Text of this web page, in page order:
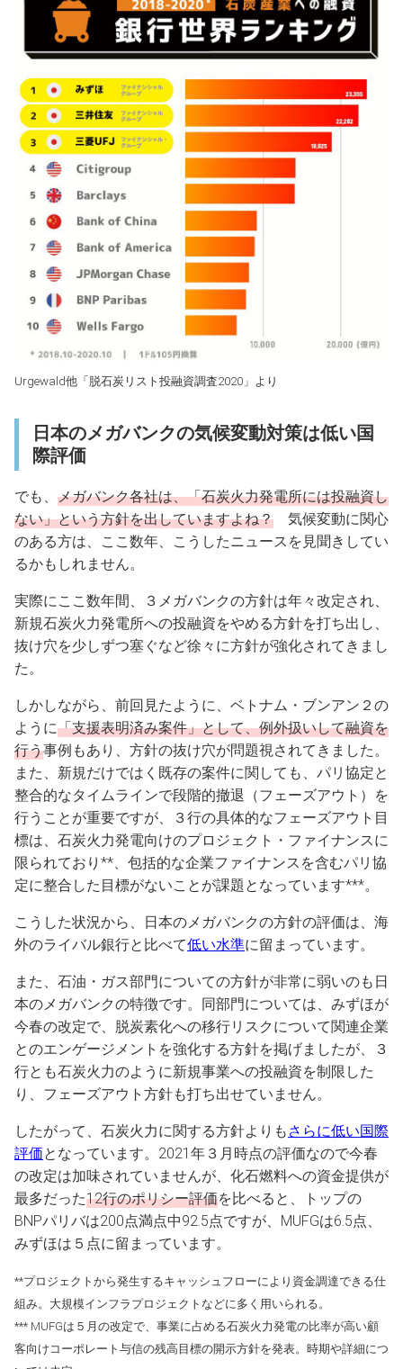
Urgewald他「脱石炭リスト投融資調査2020」より
日本のメガバンクの気候変動対策は低い国
際評価
でも、 メガバンク各社は、「石炭火力発電所には投融資し
ない」という方針を出していますよね？ 気候変動に関心
のある方は、ここ数年、こうしたニュースを見聞きしてい
るかもしれません。
実際にここ数年間、３メガバンクの方針は年々改定され、
新規石炭火力発電所への投融資をやめる方針を打ち出し、
抜け穴を少しずつ塞ぐなど徐々に方針が強化されてきまし
た。
しかしながら、前回見たように、ベトナム・ブンアン２の
ように「支援表明済み案件」として、例外扱いして融資を
行う事例もあり、方針の抜け穴が問題視されてきました。
また、新規だけではく既存の案件に関しても、パリ協定と
整合的なタイムラインで段階的撤退（フェーズアウト）を
行うことが重要ですが、３行の具体的なフェーズアウト目
標は、石炭火力発電向けのプロジェクト・ファイナンスに
限られており**、包括的な企業ファイナンスを含むパリ協
定に整合した目標がないことが課題となっています***。
こうした状況から、日本のメガバンクの方針の評価は、海
外のライバル銀行と比べて低い水準に留まっています。
また、石油・ガス部門についての方針が非常に弱いのも日
本のメガバンクの特徴です。同部門については、みずほが
今春の改定で、脱炭素化への移行リスクについて関連企業
とのエンゲージメントを強化する方針を掲げましたが、３
行とも石炭火力のように新規事業への投融資を制限した
り、フェーズアウト方針も打ち出せていません。
したがって、石炭火力に関する方針よりも さらに低い国際
評価となっています。2021年３月時点の評価なので今春
の改定は加味されていませんが、化石燃料への資金提供が
最多だった12行のポリシー評価を比べると、トップの
BNPパリバは200点満点中92.5点ですが、MUFGは6.5点、
みずほは５点に留まっています。
**プロジェクトから発生するキャッシュフローにより資金調達できる仕
組み。大規模インフラプロジェクトなどに多く用いられる。
*** MUFGは５月の改定で、事業に占める石炭火力発電の比率が高い顧
客向けコーポレート与信の残高目標の開示方針を発表。時期や詳細につ